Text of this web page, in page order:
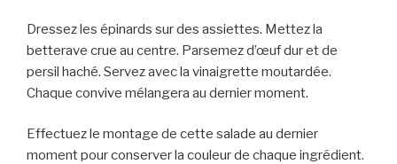
Dressez les épinards sur des assiettes. Mettez la
betterave crue au centre. Parsemez d’œuf dur et de
persil haché. Servez avec la vinaigrette moutardée.
Chaque convive mélangera au dernier moment.
Effectuez le montage de cette salade au dernier
moment pour conserver la couleur de chaque ingrédient.